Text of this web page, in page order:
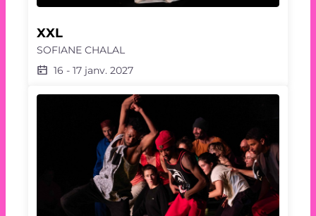
XXL
SOFIANE CHALAL
16 - 17 janv. 2027